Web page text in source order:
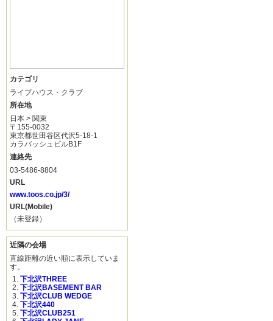
カテゴリ
ライブハウス・クラブ
所在地
日本 > 関東
〒155-0032
東京都世田谷区代沢5-18-1
カラバッシュビルB1F
連絡先
03-5486-8804
URL
www.toos.co.jp/3/
URL(Mobile)
（未登録）
近隣の会場
直線距離の近い順に表示していま
す。
下北沢THREE
下北沢BASEMENT BAR
下北沢CLUB WEDGE
下北沢440
下北沢CLUB251